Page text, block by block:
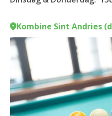
Kombine Sint Andries